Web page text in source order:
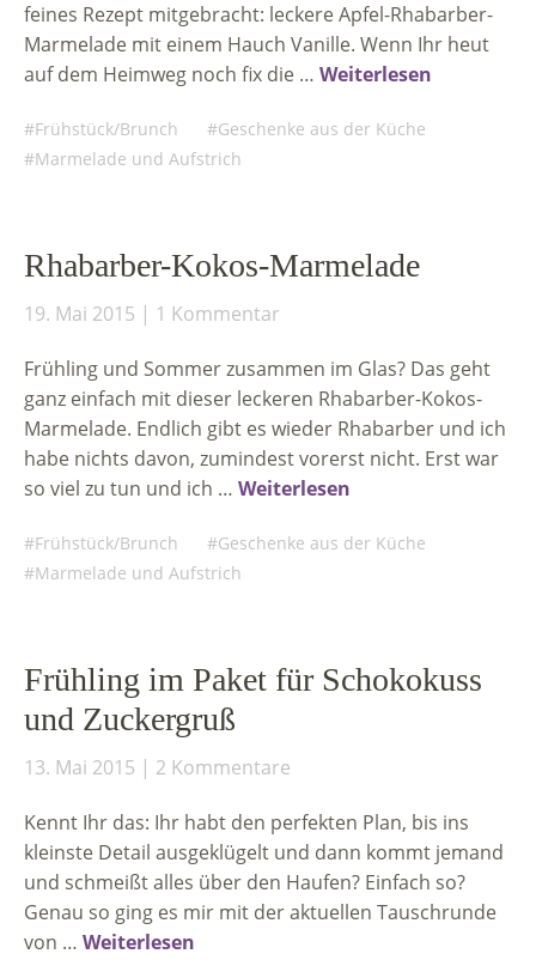
feines Rezept mitgebracht: leckere Apfel-Rhabarber-
Marmelade mit einem Hauch Vanille. Wenn Ihr heut
auf dem Heimweg noch fix die … Weiterlesen
Frühstück/Brunch
Geschenke aus der Küche
Marmelade und Aufstrich
Rhabarber-Kokos-Marmelade
19. Mai 2015 1 Kommentar
Frühling und Sommer zusammen im Glas? Das geht
ganz einfach mit dieser leckeren Rhabarber-Kokos-
Marmelade. Endlich gibt es wieder Rhabarber und ich
habe nichts davon, zumindest vorerst nicht. Erst war
so viel zu tun und ich … Weiterlesen
Frühstück/Brunch
Geschenke aus der Küche
Marmelade und Aufstrich
Frühling im Paket für Schokokuss
und Zuckergruß
13. Mai 2015 2 Kommentare
Kennt Ihr das: Ihr habt den perfekten Plan, bis ins
kleinste Detail ausgeklügelt und dann kommt jemand
und schmeißt alles über den Haufen? Einfach so?
Genau so ging es mir mit der aktuellen Tauschrunde
von … Weiterlesen